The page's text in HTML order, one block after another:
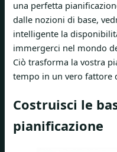
una perfetta
dalle nozioni di base,
intelligente la
immergerci nel mondo
Ciò trasforma la vostra
tempo in un vero fattore
Costruisci le
pianificazione